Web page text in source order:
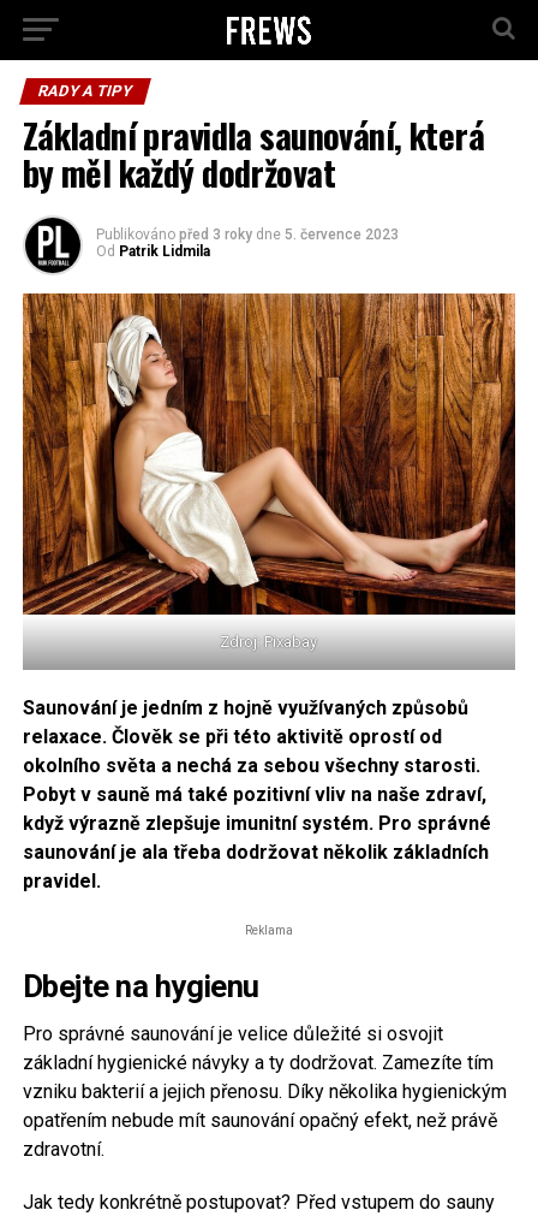
RADY A TIPY
Základní pravidla saunování, která
by měl každý dodržovat
Publikováno před 3 roky dne 5. července 2023
Od Patrik Lidmila
Zdroj: Pixabay
Saunování je jedním z hojně využívaných způsobů
relaxace. Člověk se při této aktivitě oprostí od
okolního světa a nechá za sebou všechny starosti.
Pobyt v sauně má také pozitivní vliv na naše zdraví,
když výrazně zlepšuje imunitní systém. Pro správné
saunování je ala třeba dodržovat několik základních
pravidel.
Reklama
Dbejte na hygienu
Pro správné saunování je velice důležité si osvojit
základní hygienické návyky a ty dodržovat. Zamezíte tím
vzniku bakterií a jejich přenosu. Díky několika hygienickým
opatřením nebude mít saunování opačný efekt, než právě
zdravotní.
Jak tedy konkrétně postupovat? Před vstupem do sauny